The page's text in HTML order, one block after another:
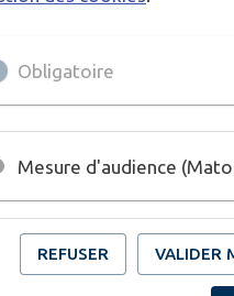
Obligatoire
Mesure d'audience
REFUSER VALIDER